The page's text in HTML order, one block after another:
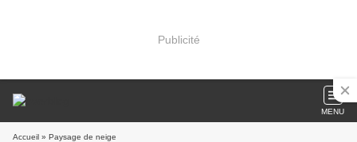
Publicité
MENU
Accueil » Paysage de neige